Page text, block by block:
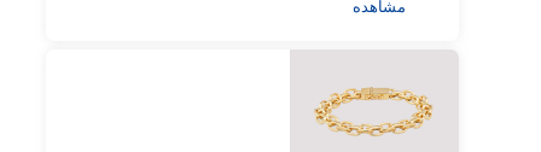
مشاهده